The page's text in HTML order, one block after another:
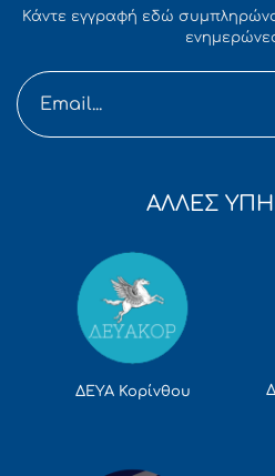
Κάντε εγγραφή εδώ
ΑΛΛΕΣ
ΔΕΥΑ Κορίνθου